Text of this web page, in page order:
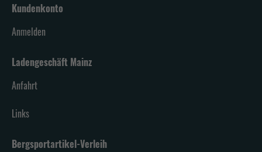
Kundenkonto
Anmelden
Ladengeschäft Mainz
Anfahrt
Links
Bergsportartikel-Verleih